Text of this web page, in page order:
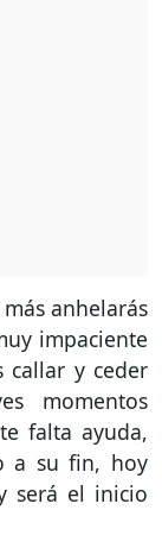
anhelarás
impaciente
callar y ceder
momentos
falta ayuda,
a su fin, hoy
será el inicio